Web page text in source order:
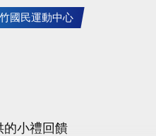
國民運動中心
的小禮回饋